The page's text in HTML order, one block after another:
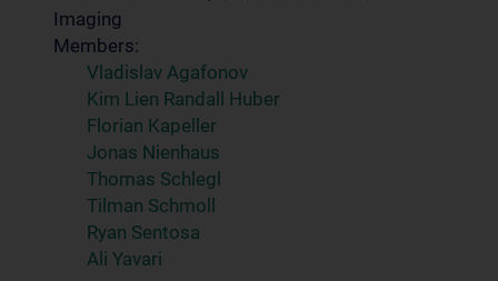
Imaging
Members:
Vladislav Agafonov
Kim Lien Randall Huber
Florian Kapeller
Jonas Nienhaus
Thomas Schlegl
Tilman Schmoll
Ryan Sentosa
Ali Yavari